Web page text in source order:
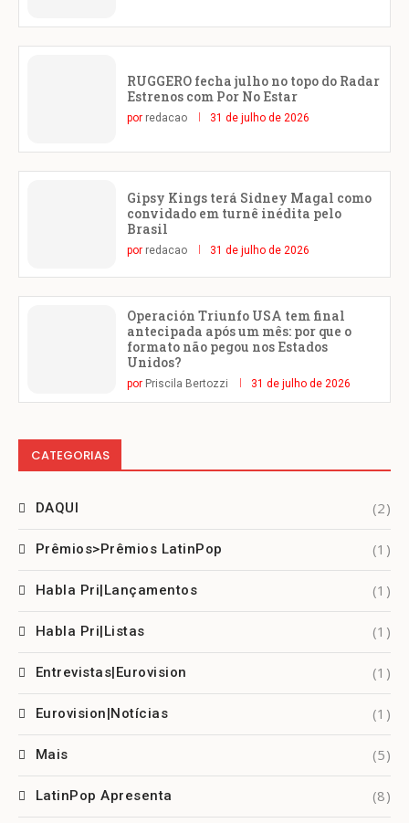
RUGGERO fecha julho no topo do Radar
Estrenos com Por No Estar
por redacao 31 de julho de 2026
Gipsy Kings terá Sidney Magal como
convidado em turnê inédita pelo
Brasil
por redacao 31 de julho de 2026
Operación Triunfo USA tem final
antecipada após um mês: por que o
formato não pegou nos Estados
Unidos?
por Priscila Bertozzi 31 de julho de 2026
CATEGORIAS
DAQUI (2)
Prêmios>Prêmios LatinPop (1)
Habla Pri|Lançamentos (1)
Habla Pri|Listas (1)
Entrevistas|Eurovision (1)
Eurovision|Notícias (1)
Mais (5)
LatinPop Apresenta (8)